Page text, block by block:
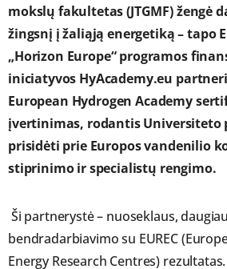
mokslų fakultetas (JTGMF) žengė
žingsnį į žaliąją energetiką – tapo
„Horizon Europe“ programos
iniciatyvos HyAcademy.eu
European Hydrogen Academy
įvertinimas, rodantis Universiteto
prisidėti prie Europos vandenilio
stiprinimo ir specialistų rengimo.
Ši partnerystė – nuoseklaus,
bendradarbiavimo su EUREC
Energy Research Centres)